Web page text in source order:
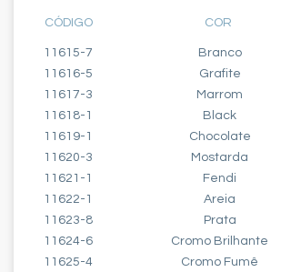
CÓDIGO
11615-7
11616-5
11617-3
11618-1
11619-1
11620-3
11621-1
11622-1
11623-8
11624-6
11625-4
COR
Branco
Grafite
Marrom
Black
Chocolate
Mostarda
Fendi
Areia
Prata
Cromo Brilhante
Cromo Fumê